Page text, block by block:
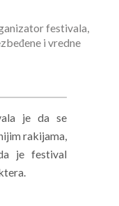
festivala,
i vredne
je da se
rakijama,
je festival